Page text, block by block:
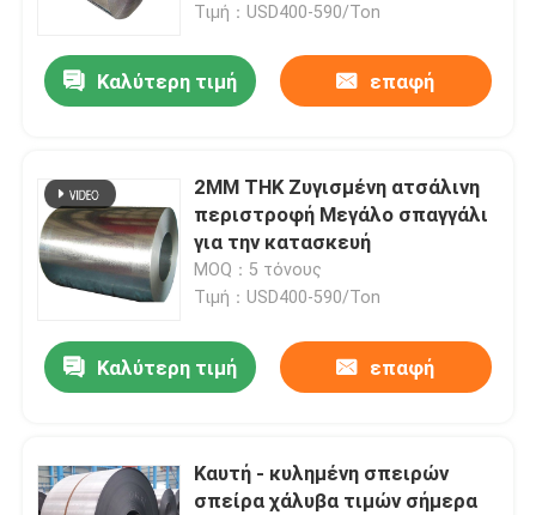
Τιμή：USD400-590/Ton
Καλύτερη τιμή επαφή
2MM THK Ζυγισμένη ατσάλινη
περιστροφή Μεγάλο σπαγγάλι
για την κατασκευή
MOQ：5 τόνους
Τιμή：USD400-590/Ton
Καλύτερη τιμή επαφή
Καυτή - κυλημένη σπειρών
σπείρα χάλυβα τιμών σήμερα